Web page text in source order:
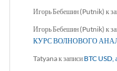
Игорь Бебешин (Putnik) к
Игорь Бебешин (Putnik) к
КУРС ВОЛНОВОГО
Tatyanaк записи BTC USD,